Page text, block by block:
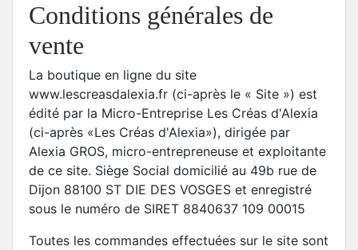
Conditions générales de
vente
La boutique en ligne du site
www.lescreasdalexia.fr (ci-après le « Site ») est
édité par la Micro-Entreprise Les Créas d'Alexia
(ci-après «Les Créas d'Alexia»), dirigée par
Alexia GROS, micro-entrepreneuse et exploitante
de ce site. Siège Social domicilié au 49b rue de
Dijon 88100 ST DIE DES VOSGES et enregistré
sous le numéro de SIRET 8840637 109 00015
Toutes les commandes effectuées sur le site sont